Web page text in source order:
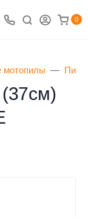
0
мотопилы